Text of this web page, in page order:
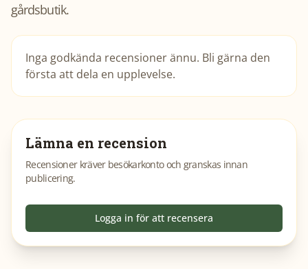
gårdsbutik.
Inga godkända recensioner ännu. Bli gärna den
första att dela en upplevelse.
Lämna en recension
Recensioner kräver besökarkonto och granskas innan
publicering.
Logga in för att recensera